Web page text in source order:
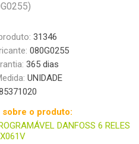
31346
080G0255
365 dias
UNIDADE
o produto:
DANFOSS 6 RELES